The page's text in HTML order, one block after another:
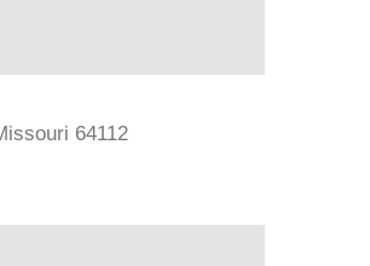
64112